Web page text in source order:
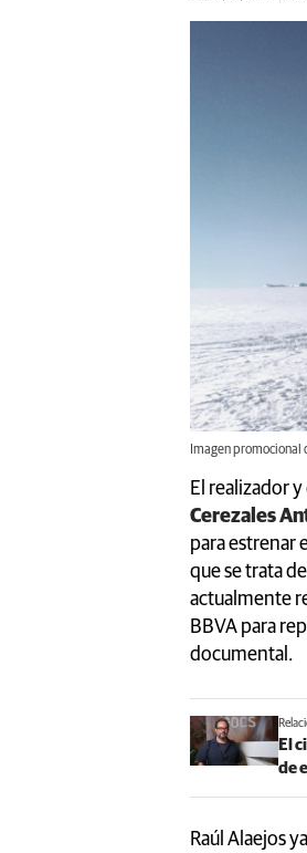
Imagen promocional
El realizador
Cerezales
para estrenar
que se trata
actualmente
BBVA para
documental.
El
de
Raúl Alaejos